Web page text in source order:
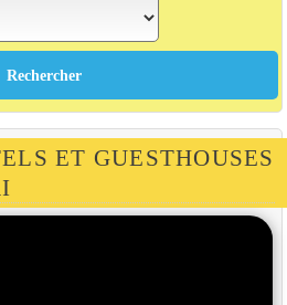
ET GUESTHOUSES